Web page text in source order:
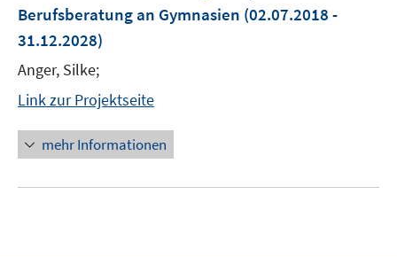
Berufsberatung an Gymnasien (02.07.2018 -
31.12.2028)
Anger, Silke;
Link zur Projektseite
mehr Informationen